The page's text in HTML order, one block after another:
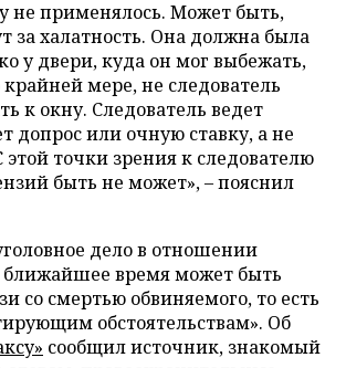
не применялось. Может быть,
за халатность. Она должна была
у двери, куда он мог выбежать,
мере, не следователь
к окну. Следователь ведет
допрос или очную ставку, а не
этой точки зрения к следователю
быть не может»,–пояснил
дело в отношении
ближайшее время может быть
со смертью обвиняемого, то есть
обстоятельствам». Об
сообщил источник, знакомый